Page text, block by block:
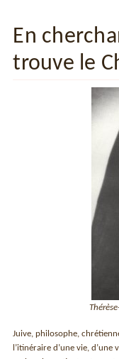
En
trouve le
Juive, philosophe,
l’itinéraire d’une vie,